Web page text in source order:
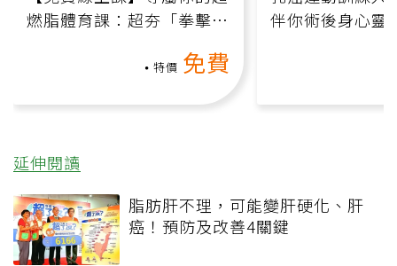
燃脂體育課：超夯「拳擊有
特價 免費
伴你術後身心靈
延伸閱讀
脂肪肝不理，可能變肝硬化、肝
癌！預防及改善4關鍵